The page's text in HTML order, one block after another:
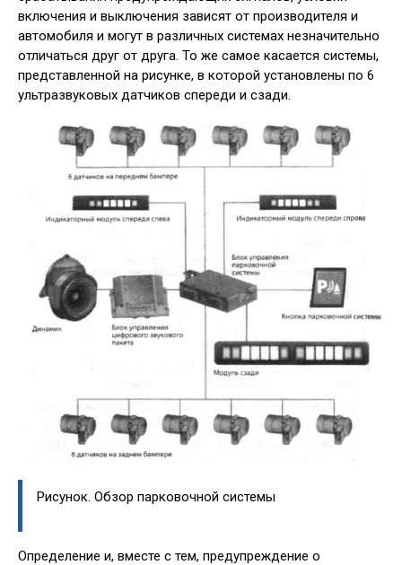
включения и выключения зависят от производителя и
автомобиля и могут в различных системах незначительно
отличаться друг от друга. То же самое касается системы,
представленной на рисунке, в которой установлены по 6
ультразвуковых датчиков спереди и сзади.
Рисунок. Обзор парковочной системы
Определение и, вместе с тем, предупреждение о